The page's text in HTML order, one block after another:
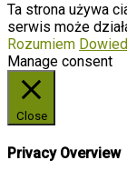
Ta strona używa
serwis może
Rozumiem
Manage consent
Close
Privacy Overview